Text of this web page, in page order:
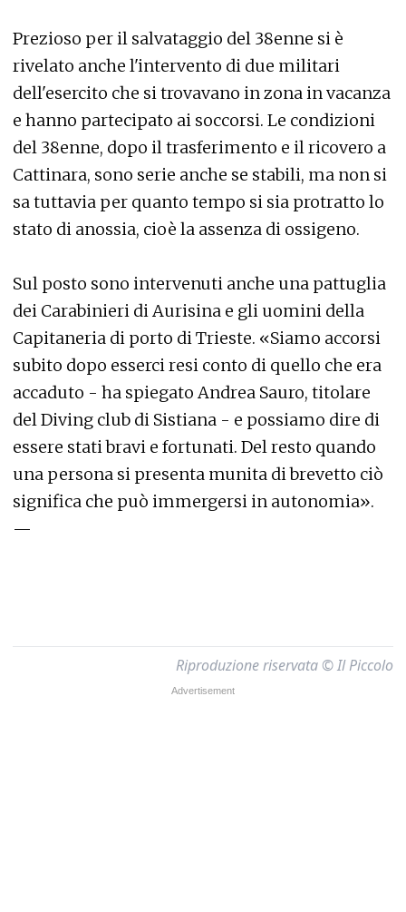
Prezioso per il salvataggio del 38enne si è
rivelato anche l'intervento di due militari
dell'esercito che si trovavano in zona in vacanza
e hanno partecipato ai soccorsi. Le condizioni
del 38enne, dopo il trasferimento e il ricovero a
Cattinara, sono serie anche se stabili, ma non si
sa tuttavia per quanto tempo si sia protratto lo
stato di anossia, cioè la assenza di ossigeno.
Sul posto sono intervenuti anche una pattuglia
dei Carabinieri di Aurisina e gli uomini della
Capitaneria di porto di Trieste. «Siamo accorsi
subito dopo esserci resi conto di quello che era
accaduto - ha spiegato Andrea Sauro, titolare
del Diving club di Sistiana - e possiamo dire di
essere stati bravi e fortunati. Del resto quando
una persona si presenta munita di brevetto ciò
significa che può immergersi in autonomia».
—
Riproduzione riservata © Il Piccolo